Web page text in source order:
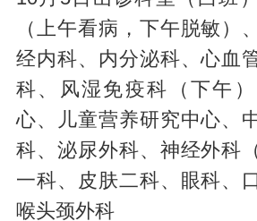
（上午看病，下午脱敏）
经内科、内分泌科、心血
科、风湿免疫科（下午
心、儿童营养研究中心、
科、泌尿外科、神经外科
一科、皮肤二科、眼科、
喉头颈外科